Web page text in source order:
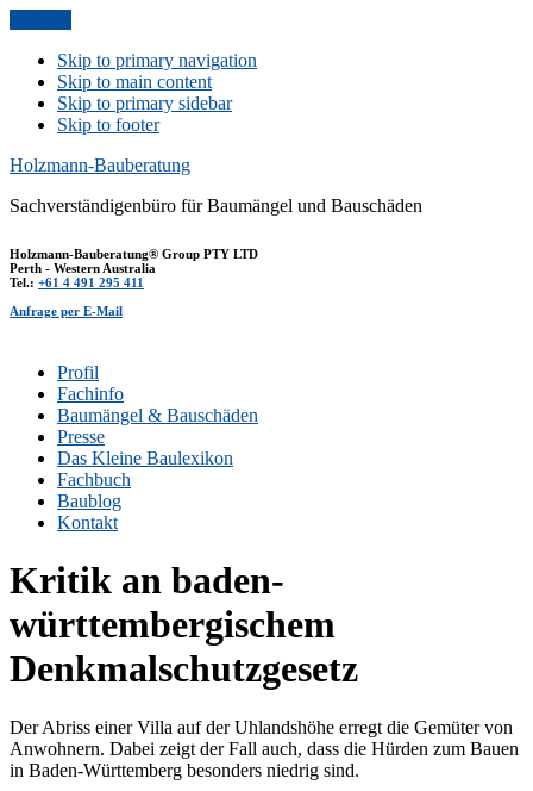
Skip to primary navigation
Skip to main content
Skip to primary sidebar
Skip to footer
Holzmann-Bauberatung
Sachverständigenbüro für Baumängel und Bauschäden
Holzmann-Bauberatung® Group PTY LTD
Perth - Western Australia
Tel.: +61 4 491 295 411
Anfrage per E-Mail
Profil
Fachinfo
Baumängel & Bauschäden
Presse
Das Kleine Baulexikon
Fachbuch
Baublog
Kontakt
Kritik an baden-
württembergischem
Denkmalschutzgesetz
Der Abriss einer Villa auf der Uhlandshöhe erregt die Gemüter von
Anwohnern. Dabei zeigt der Fall auch, dass die Hürden zum Bauen
in Baden-Württemberg besonders niedrig sind.